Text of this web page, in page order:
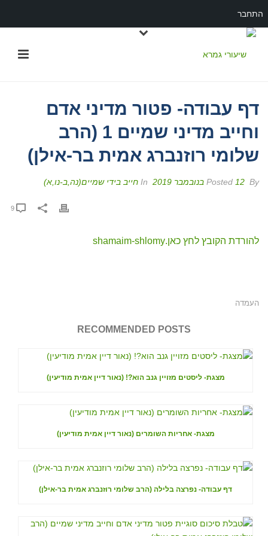
התחבר
דף עבודה- פטור מדיני אדם
וחייב מדיני שמיים 1 (הרב
שלומי רוזנברג אמית בר-אילן)
By 12 בנובמבר 2019 חייב בידי שמיים(נה,ב-נו,א)
להורדת הקובץ לחץ כאן.shamaim-shlomy
העמדה
RECOMMENDED POSTS
מצגת- ליסטים מזויין גנב הוא?! (נאור דיין אמית מודיעין)
מצגת- אחריות השומרים (נאור דיין אמית מודיעין)
דף עבודה- נפרצה בלילה (הרב שלומי רוזנברג אמית בר-אילן)